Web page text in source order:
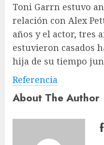
Toni Garrn estuvo
relación con Alex
años y el actor, tres
estuvieron casados
hija de su tiempo
Referencia
About The Author